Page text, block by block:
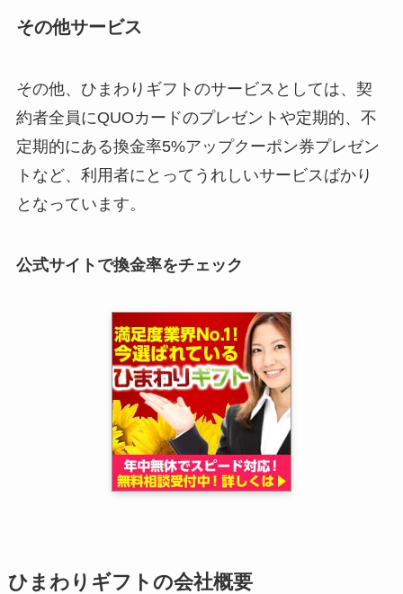
その他サービス
その他、ひまわりギフトのサービスとしては、契
約者全員にQUOカードのプレゼントや定期的、不
定期的にある換金率5%アップクーポン券プレゼン
トなど、利用者にとってうれしいサービスばかり
となっています。
公式サイトで換金率をチェック
ひまわりギフトの会社概要